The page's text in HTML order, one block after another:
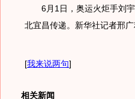
6月1日，奥运火炬手刘宇
北宜昌传递。新华社记者邢
[我来说两句]
相关新闻